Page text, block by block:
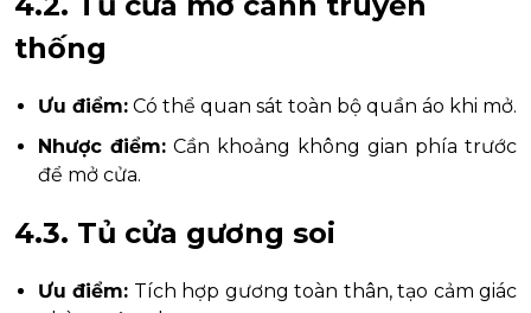
thống
Ưu điểm: Có thể quan sát toàn bộ quần áo khi mở.
Nhược điểm: Cần khoảng không gian phía trước
để mở cửa.
4.3. Tủ cửa gương soi
Ưu điểm: Tích hợp gương toàn thân, tạo cảm giác